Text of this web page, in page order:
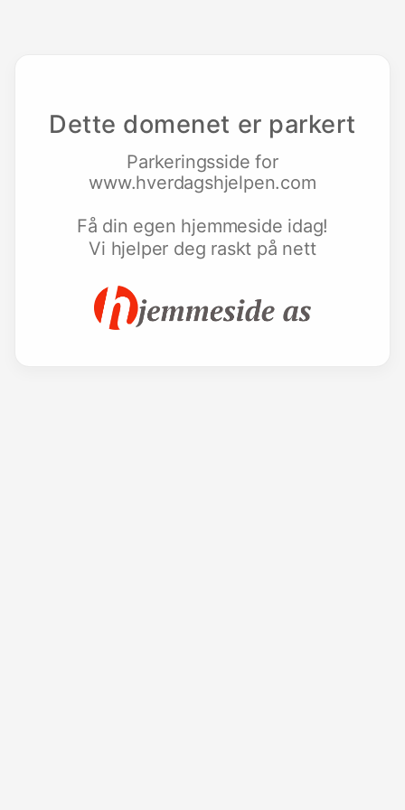
Dette domenet er parkert
Parkeringsside for
www.hverdagshjelpen.com
Få din egen hjemmeside idag!
Vi hjelper deg raskt på nett